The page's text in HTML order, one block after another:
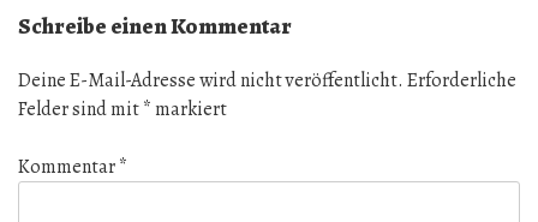
Schreibe einen Kommentar
Deine E-Mail-Adresse wird nicht veröffentlicht. Erforderliche
Felder sind mit* markiert
Kommentar*